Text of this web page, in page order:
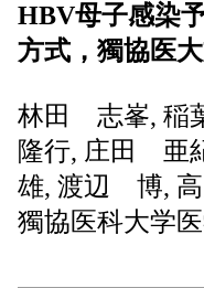
HBV母子感染
方式，獨協医
林田 志峯,
隆行, 庄田 亜
雄, 渡辺 博,
獨協医科大学